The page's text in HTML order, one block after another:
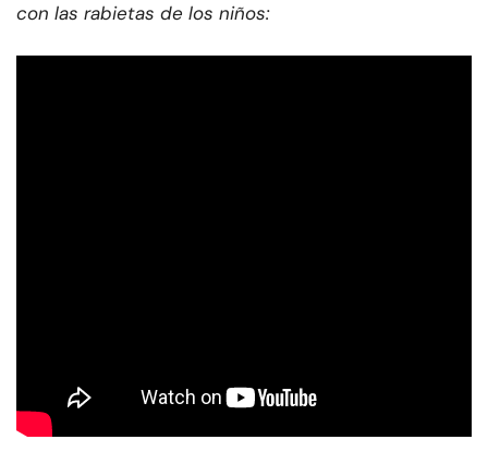
con las rabietas de los niños: